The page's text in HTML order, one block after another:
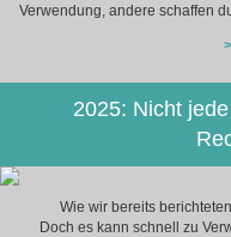
Verwendung, andere schaffen
2025: Nicht
Wie wir bereits
Doch es kann schnell zu